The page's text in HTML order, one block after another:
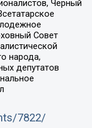
Черный
Совет
народа,
депутатов
7822/